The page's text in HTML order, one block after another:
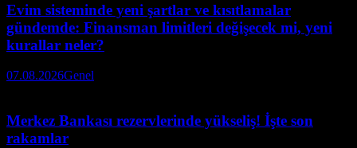
Evim sisteminde yeni şartlar ve kısıtlamalar
gündemde: Finansman limitleri değişecek mi, yeni
kurallar neler?
07.08.2026Genel
Merkez Bankası rezervlerinde yükseliş! İşte son
rakamlar